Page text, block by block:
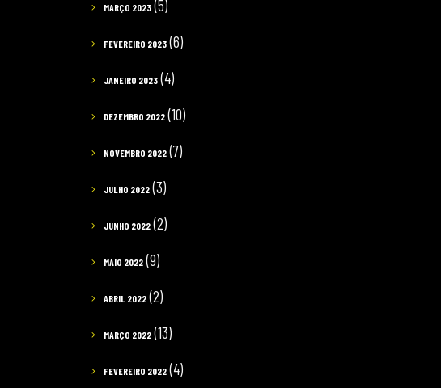
MARÇO 2023 (5)
FEVEREIRO 2023 (6)
JANEIRO 2023 (4)
DEZEMBRO 2022 (10)
NOVEMBRO 2022 (7)
JULHO 2022 (3)
JUNHO 2022 (2)
MAIO 2022 (9)
ABRIL 2022 (2)
MARÇO 2022 (13)
FEVEREIRO 2022 (4)